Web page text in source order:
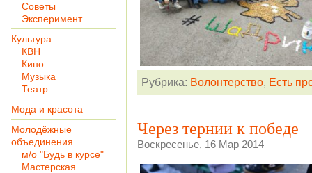
Советы
Эксперимент
Культура
КВН
Кино
Музыка
Театр
Мода и красота
Молодёжные
объединения
м/о "Будь в курсе"
Мастерская
Рубрика: Волонтерство, Есть
Через тернии к победе
Воскресенье, 16 Мар 2014